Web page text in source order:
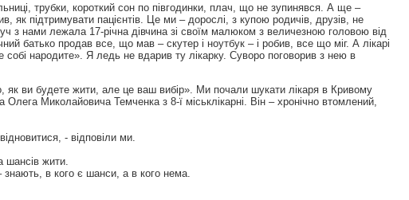
трубки, короткий сон по півгодинки, плач, що не зупинявся. А ще –
як підтримувати пацієнтів. Це ми – дорослі, з купою родичів, друзів, не
з нами лежала 17-річна дівчина зі своїм малюком з величезною головою від
батько продав все, що мав – скутер і ноутбук – і робив, все що міг. А лікарі
народите». Я ледь не вдарив ту лікарку. Суворо поговорив з нею в
ви будете жити, але це ваш вибір». Ми почали шукати лікаря в Кривому
Миколайовича Темченка з 8-ї міськлікарні. Він – хронічно втомлений,
- відповіли ми.
шансів жити.
в кого є шанси, а в кого нема.